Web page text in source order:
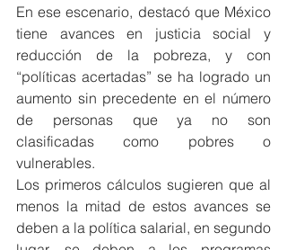
En ese escenario, destacó que México
tiene avances en justicia social y
reducción de la pobreza, y con
“políticas acertadas” se ha logrado un
aumento sin precedente en el número
de personas que ya no son
clasificadas como pobres o
vulnerables.
Los primeros cálculos sugieren que al
menos la mitad de estos avances se
deben a la política salarial, en segundo